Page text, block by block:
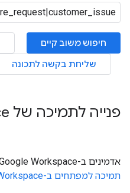
חיפוש משוב קיים
שליחת בקשה לתכונה
פנייה לתמיכה של Google Workspace
אדמינים ב-Google Workspace יכולים
תמיכה למפתחים ב-Google Workspace